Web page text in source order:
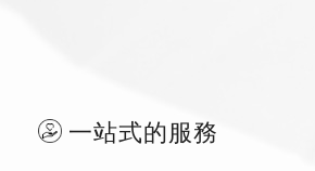
一站式的服務